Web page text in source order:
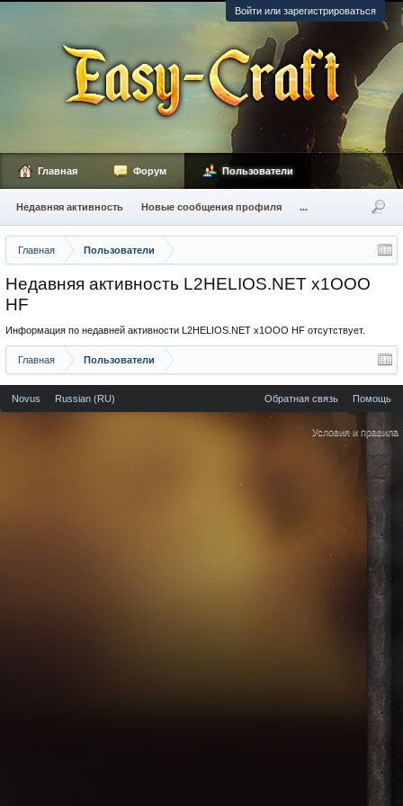
Войти или зарегистрироваться
Главная Пользователи
Недавняя активность L2HELIOS.NET x1OOO
HF
Информация по недавней активности L2HELIOS.NET x1OOO HF отсутствует.
Главная Пользователи
Главная Форум Пользователи
Недавняя активность Новые сообщения профиля ...
Novus Russian (RU) Обратная связь Помощь
Условия и правила